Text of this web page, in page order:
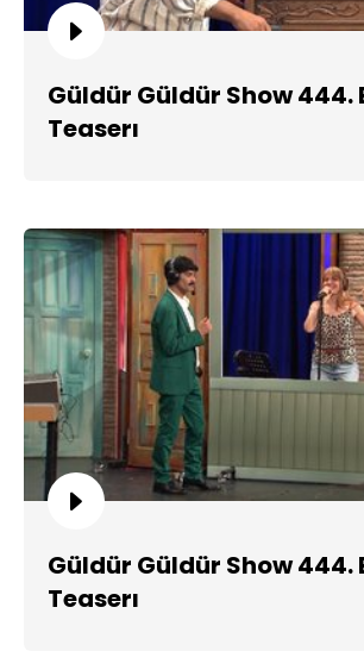
Güldür Güldür Show 444.
Teaserı
Güldür Güldür Show 444.
Teaserı